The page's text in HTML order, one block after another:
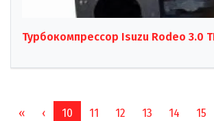
Турбокомпрессор Isuzu Rodeo 3.0
« First‹Previous
10
11 12 13 14 15